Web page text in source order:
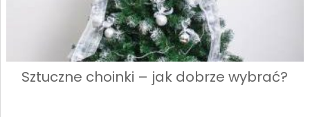
Sztuczne choinki – jak dobrze wybrać?